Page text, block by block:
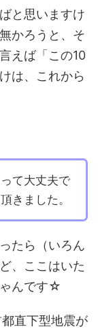
と思いますけ
かろうと、そ
えば「この10
は、これから
て大丈夫で
きました。
たら（いろん
、ここはいた
んです☆
直下型地震が